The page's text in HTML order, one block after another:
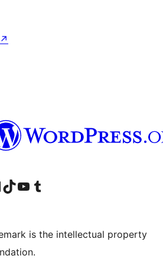
↗
आमच्या टिकटॉक अकाउंटला भेट द्या.आमच्या यूट्यूब चॅनेलला भेट द्या आमच्या टंबलर खात्याला भेट द्या.
is the intellectual property